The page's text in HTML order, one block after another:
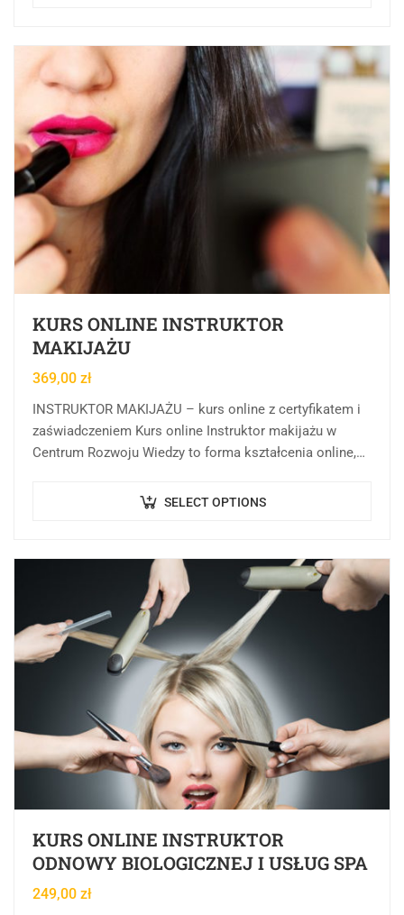
KURS ONLINE INSTRUKTOR
MAKIJAŻU
369,00 zł
INSTRUKTOR MAKIJAŻU – kurs online z certyfikatem i
zaświadczeniem Kurs online Instruktor makijażu w
Centrum Rozwoju Wiedzy to forma kształcenia online,
SELECT OPTIONS
KURS ONLINE INSTRUKTOR
ODNOWY BIOLOGICZNEJ I USŁUG SPA
249,00 zł